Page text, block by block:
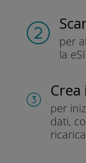
per
la
per
dati,